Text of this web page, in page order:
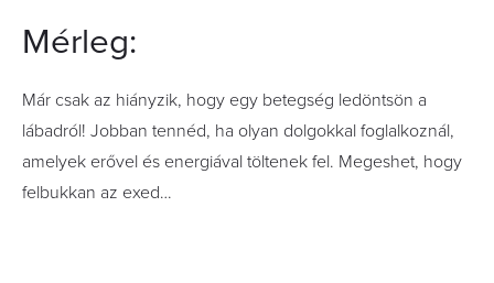
Mérleg:
Már csak az hiányzik, hogy egy betegség ledöntsön a
lábadról! Jobban tennéd, ha olyan dolgokkal foglalkoznál,
amelyek erővel és energiával töltenek fel. Megeshet, hogy
felbukkan az exed…